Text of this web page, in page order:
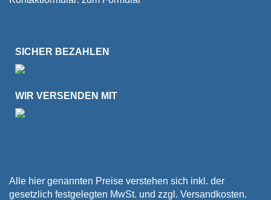
SICHER BEZAHLEN
WIR VERSENDEN MIT
Alle hier genannten Preise verstehen sich inkl. der
gesetzlich festgelegten MwSt. und zzgl. Versandkosten.